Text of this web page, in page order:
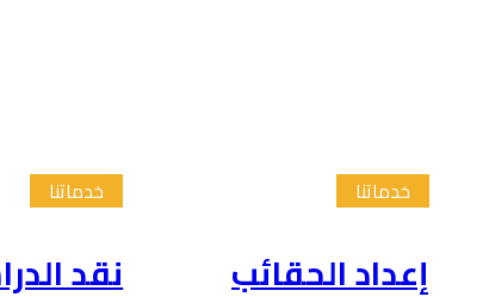
خدماتنا
إعداد الحقائب
خدماتنا
نقد